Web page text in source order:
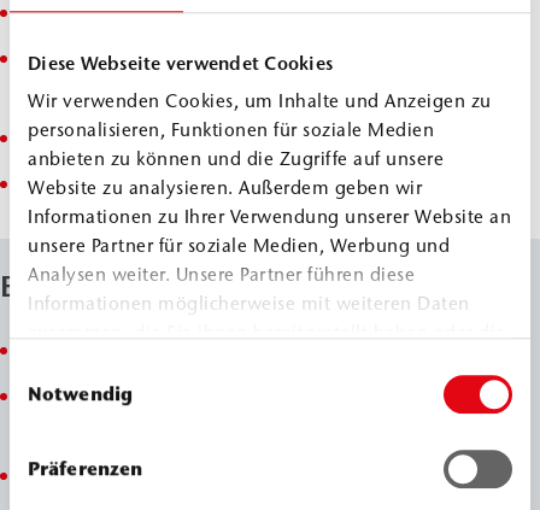
Diese Webseite verwendet Cookies
Wir verwenden Cookies, um Inhalte und Anzeigen zu
personalisieren, Funktionen für soziale Medien
anbieten zu können und die Zugriffe auf unsere
Website zu analysieren. Außerdem geben wir
Informationen zu Ihrer Verwendung unserer Website an
unsere Partner für soziale Medien, Werbung und
Analysen weiter. Unsere Partner führen diese
Informationen möglicherweise mit weiteren Daten
haben.
Notwendig
Präferenzen
Verkleben von Klebepackern
Rissverdämmung bei Injektionen nach DIN EN 1504-
5
Reprofilierung und Betonschutz nach DIN EN 13813
Verkleben von WEBAC Dichtband XT
Eigenschaften
gute Haftung auf Beton, mineralischen
hohe mechanische Festigkeit